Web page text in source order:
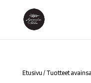
Etusivu / Tuotteet